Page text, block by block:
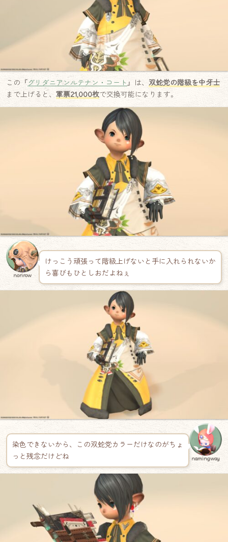
この『グリダニアンルテナン・コート』は、 双蛇党の階級を中牙士
まで上げると、 軍票21,000枚で交換可能になります。
norirow
けっこう頑張って階級上げないと手に入れられないか
ら喜びもひとしおだよねぇ
染色できないから、この双蛇党カラーだけなのがちょ
っと残念だけどね
namingway